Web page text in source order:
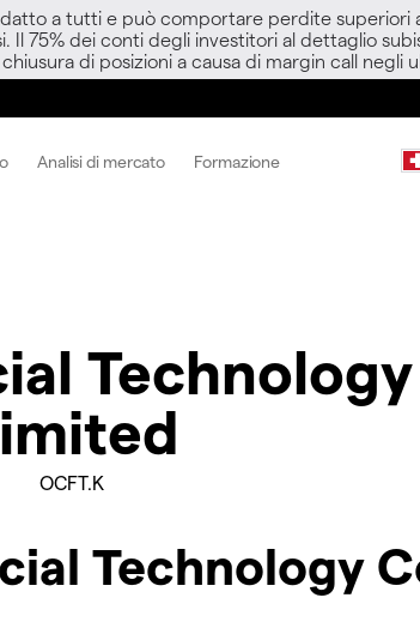
a tutti e può comportare perdite superiori
Il 75% dei conti degli investitori al dettaglio
di posizioni a causa di margin call negli
Analisi di mercato Formazione
OCFT.K
Technology